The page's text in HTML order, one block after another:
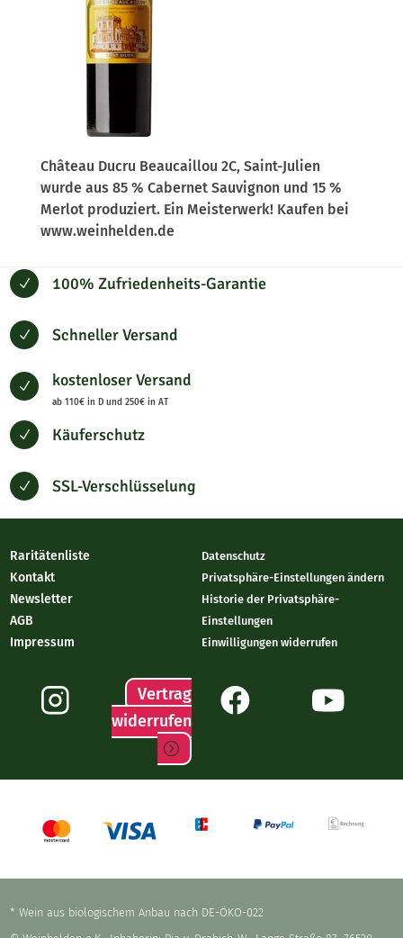
Château Ducru Beaucaillou 2C, Saint-Julien
wurde aus 85 % Cabernet Sauvignon und 15 %
Merlot produziert. Ein Meisterwerk! Kaufen bei
www.weinhelden.de
N 100% Zufriedenheits-Garantie
N Schneller Versand
N kostenloser Versand
ab 110€ in D und 250€ in AT
N Käuferschutz
N SSL-Verschlüsselung
Raritätenliste
Kontakt
Newsletter
AGB
Impressum
Datenschutz
Privatsphäre-Einstellungen ändern
Historie der Privatsphäre-
Einstellungen
Einwilligungen widerrufen
Vertrag
widerrufen
* Wein aus biologischem Anbau nach DE-ÖKO-022